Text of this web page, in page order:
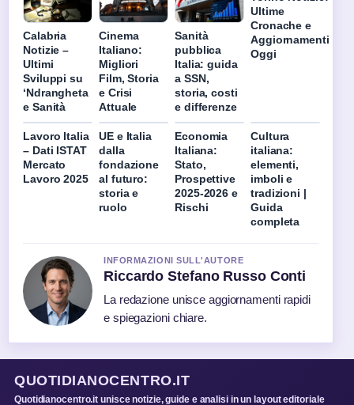
Calabria
Notizie –
Ultimi
Sviluppi su
‘Ndrangheta
e Sanità
Cinema
Italiano:
Migliori
Film, Storia
e Crisi
Attuale
Sanità
pubblica
Italia: guida
a SSN,
storia, costi
e differenze
Ultime
Cronache e
Aggiornamenti
Oggi
Lavoro Italia
– Dati ISTAT
Mercato
Lavoro 2025
UE e Italia
dalla
fondazione
al futuro:
storia e
ruolo
Economia
Italiana:
Stato,
Prospettive
2025-2026 e
Rischi
Cultura
italiana:
elementi,
imboli e
tradizioni |
Guida
completa
INFORMAZIONI SULL'AUTORE
Riccardo Stefano Russo Conti
La redazione unisce aggiornamenti rapidi
e spiegazioni chiare.
QUOTIDIANOCENTRO.IT
Quotidianocentro.it unisce notizie, guide e analisi in un layout editoriale